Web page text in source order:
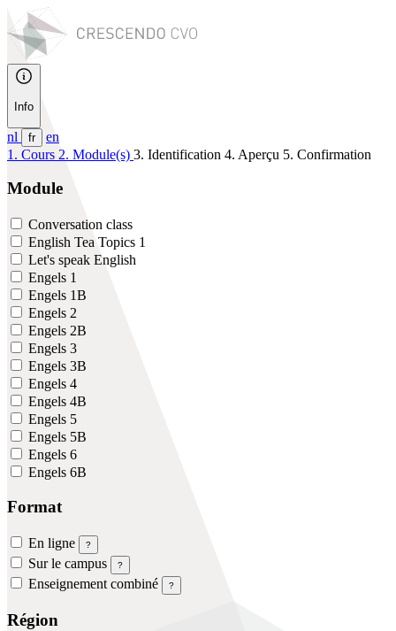
Info
nl fr
en
1. Cours 2. Module(s) 3. Identification 4. Aperçu 5. Confirmation
Module
Conversation class
English Tea Topics 1
Let's speak English
Engels 1
Engels 1B
Engels 2
Engels 2B
Engels 3
Engels 3B
Engels 4
Engels 4B
Engels 5
Engels 5B
Engels 6
Engels 6B
Format
En ligne ?
Sur le campus ?
Enseignement combiné ?
Région